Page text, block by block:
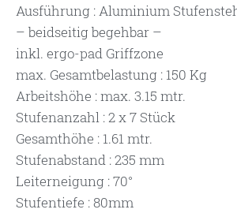
Ausführung : Aluminium
– beidseitig begehbar –
inkl. ergo-pad Griffzone
max. Gesamtbelastung : 150 Kg
Arbeitshöhe : max. 3.15 mtr.
Stufenanzahl : 2 x 7 Stück
Gesamthöhe : 1.61 mtr.
Stufenabstand : 235 mm
Leiterneigung : 70°
Stufentiefe : 80mm